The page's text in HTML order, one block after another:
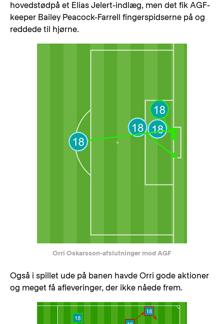
hovedstødpå et Elias Jelert-indlæg, men det fik AGF-
keeper Bailey Peacock-Farrell fingerspidserne på og
reddede til hjørne.
Orri Oskarsson-afslutninger mod AGF
Også i spillet ude på banen havde Orri gode aktioner
og meget få afleveringer, der ikke nåede frem.